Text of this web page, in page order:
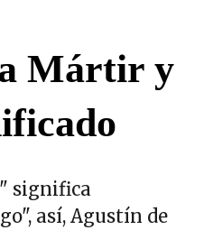
Mártir y
significa
así, Agustín de